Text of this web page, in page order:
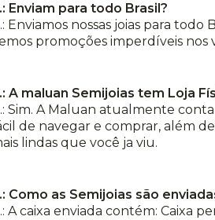
Enviam para todo Brasil?
Enviamos nossas joias para
promoções imperdíveis nos
A maluan Semijoias tem Loja
Sim. A Maluan atualmente
de navegar e comprar, além
lindas que você ja viu.
Como as Semijoias são
A caixa enviada contém: Caixa